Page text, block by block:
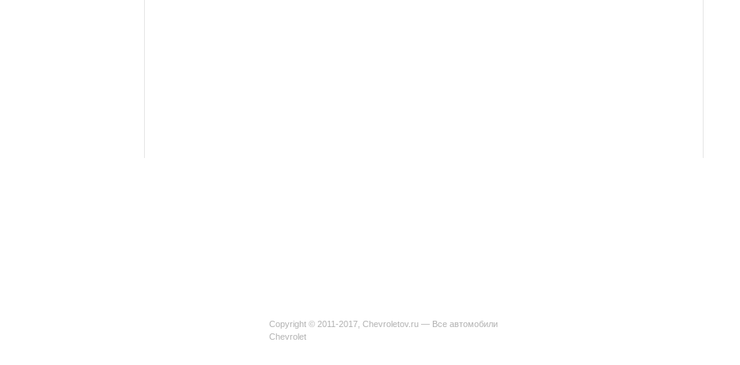
Copyright © 2011-2017, Chevroletov.ru — Все автомобили
Chevrolet